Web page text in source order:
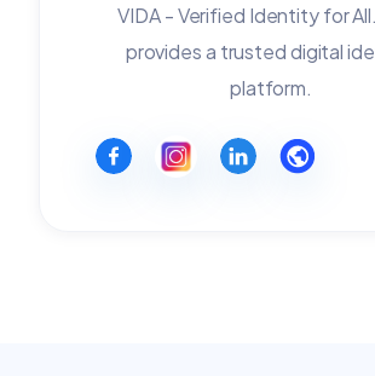
VIDA - Verified Identity for
provides a trusted digital
platform.